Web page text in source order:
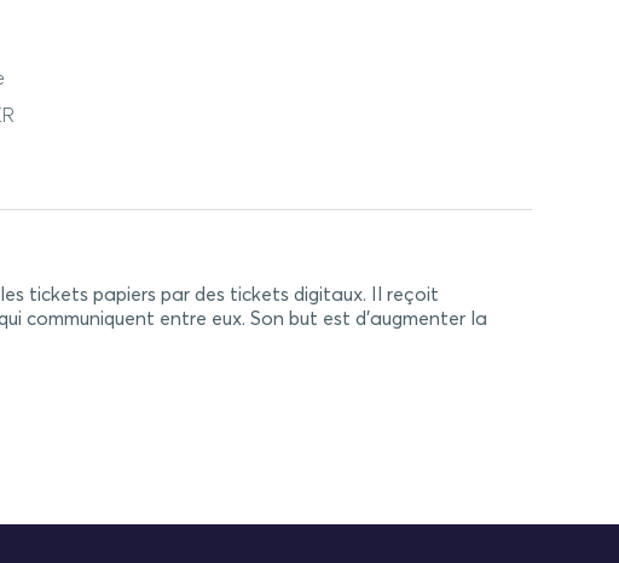
tickets papiers par des tickets digitaux. Il reçoit
communiquent entre eux. Son but est d’augmenter la